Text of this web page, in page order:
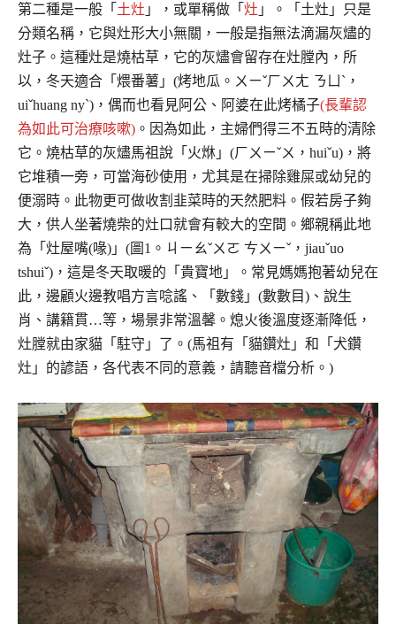
第二種是一般「 土灶 」，或單稱做「 灶 」。「土灶」只是
分類名稱，它與灶形大小無關，一般是指無法滴漏灰燼的
灶子。這種灶是燒枯草，它的灰燼會留存在灶膛內，所
以，冬天適合「煨番薯」(烤地瓜。ㄨㄧˇㄏㄨㄤ ㄋㄩˋ，
uiˇhuang nyˋ)，偶而也看見阿公、阿婆在此烤橘子(長輩認
為如此可治療咳嗽) 。因為如此，主婦們得三不五時的清除
它。燒枯草的灰燼馬祖說「火烌」(ㄏㄨㄧˇㄨ，huiˇu)，將
它堆積一旁，可當海砂使用，尤其是在掃除雞屎或幼兒的
便溺時。此物更可做收割韭菜時的天然肥料。假若房子夠
大，供人坐著燒柴的灶口就會有較大的空間。鄉親稱此地
為「灶屋嘴(喙)」(圖1。ㄐㄧㄠˇㄨㄛ ㄘㄨㄧˇ，jiauˇuo
tshuiˇ)，這是冬天取暖的「貴寶地」。常見媽媽抱著幼兒在
此，邊顧火邊教唱方言唸謠、「數錢」(數數目)、說生
肖、講籍貫…等，場景非常溫馨。熄火後溫度逐漸降低，
灶膛就由家貓「駐守」了。(馬祖有「貓鑽灶」和「犬鑽
灶」的諺語，各代表不同的意義，請聽音檔分析。)